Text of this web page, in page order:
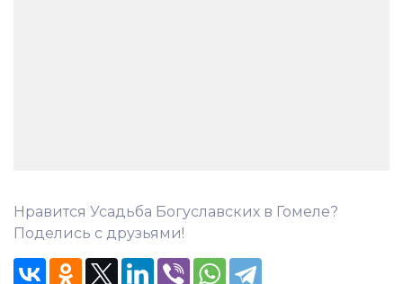
Нравится Усадьба Богуславских в Гомеле?
Поделись с друзьями!